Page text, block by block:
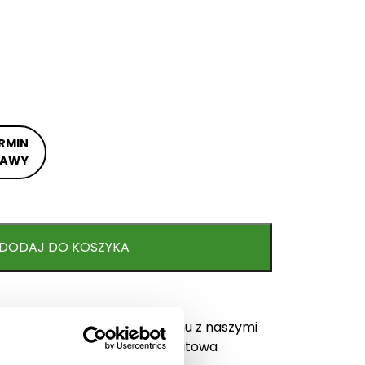
DODAJ DO KOSZYKA
słow. Wywołanie uśmiechu z naszymi
internetowa Kwiatowa